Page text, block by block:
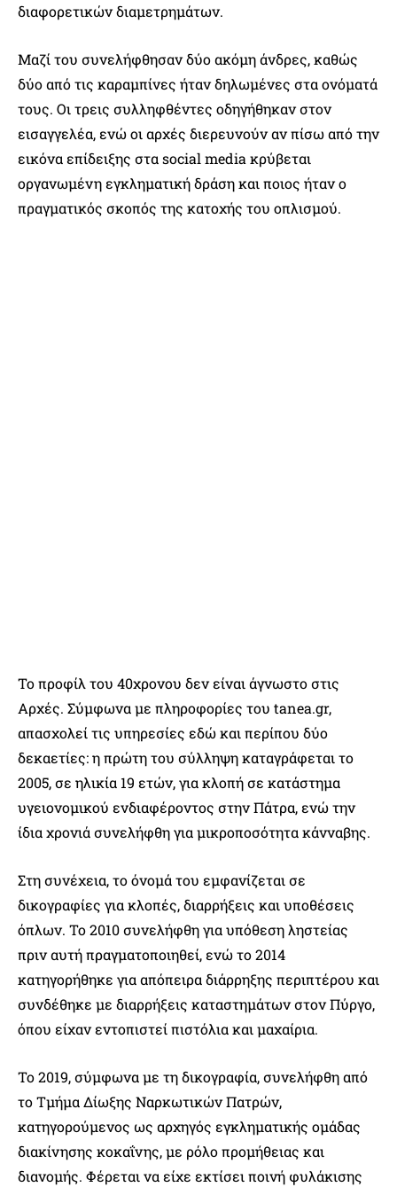
διαφορετικών διαμετρημάτων.
Μαζί του συνελήφθησαν δύο ακόμη άνδρες, καθώς
δύο από τις καραμπίνες ήταν δηλωμένες στα ονόματά
τους. Οι τρεις συλληφθέντες οδηγήθηκαν στον
εισαγγελέα, ενώ οι αρχές διερευνούν αν πίσω από την
εικόνα επίδειξης στα social media κρύβεται
οργανωμένη εγκληματική δράση και ποιος ήταν ο
πραγματικός σκοπός της κατοχής του οπλισμού.
Το προφίλ του 40χρονου δεν είναι άγνωστο στις
Αρχές. Σύμφωνα με πληροφορίες του tanea.gr,
απασχολεί τις υπηρεσίες εδώ και περίπου δύο
δεκαετίες: η πρώτη του σύλληψη καταγράφεται το
2005, σε ηλικία 19 ετών, για κλοπή σε κατάστημα
υγειονομικού ενδιαφέροντος στην Πάτρα, ενώ την
ίδια χρονιά συνελήφθη για μικροποσότητα κάνναβης.
Στη συνέχεια, το όνομά του εμφανίζεται σε
δικογραφίες για κλοπές, διαρρήξεις και υποθέσεις
όπλων. Το 2010 συνελήφθη για υπόθεση ληστείας
πριν αυτή πραγματοποιηθεί, ενώ το 2014
κατηγορήθηκε για απόπειρα διάρρηξης περιπτέρου και
συνδέθηκε με διαρρήξεις καταστημάτων στον Πύργο,
όπου είχαν εντοπιστεί πιστόλια και μαχαίρια.
Το 2019, σύμφωνα με τη δικογραφία, συνελήφθη από
το Τμήμα Δίωξης Ναρκωτικών Πατρών,
κατηγορούμενος ως αρχηγός εγκληματικής ομάδας
διακίνησης κοκαΐνης, με ρόλο προμήθειας και
διανομής. Φέρεται να είχε εκτίσει ποινή φυλάκισης